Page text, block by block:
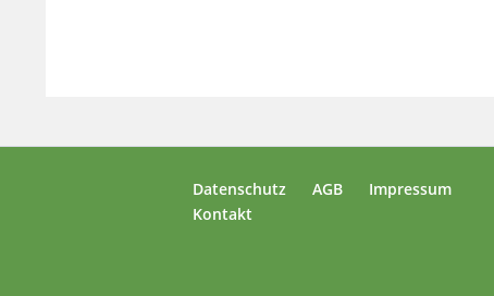
Datenschutz AGB
Impressum
Kontakt